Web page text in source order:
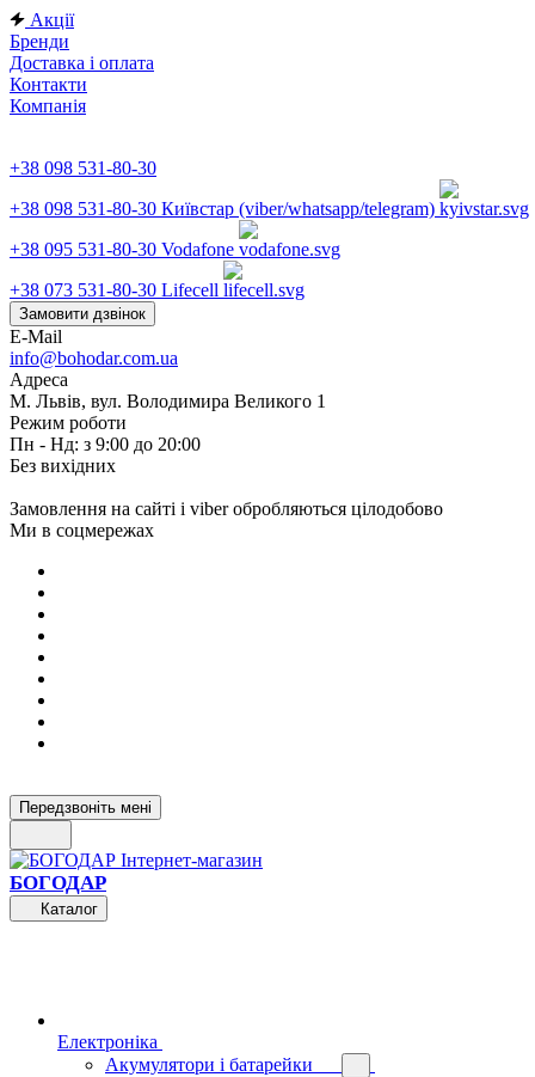
Акції
Бренди
Доставка і оплата
Контакти
Компанія
+38 098 531-80-30
+38 098 531-80-30 Київстар (viber/whatsapp/telegram)
+38 095 531-80-30 Vodafone
+38 073 531-80-30 Lifecell
Замовити дзвінок
E-Mail
info@bohodar.com.ua
Адреса
М. Львів, вул. Володимира Великого 1
Режим роботи
Пн - Нд: з 9:00 до 20:00
Без вихідних
Замовлення на сайті і viber обробляються цілодобово
Ми в соцмережах
Передзвоніть мені
БОГОДАР
Каталог
Електроніка
Акумулятори і батарейки